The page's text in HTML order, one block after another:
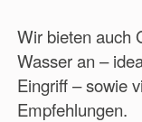
Wir bieten auch
Wasser an –
Eingriff – sowie
Empfehlungen.